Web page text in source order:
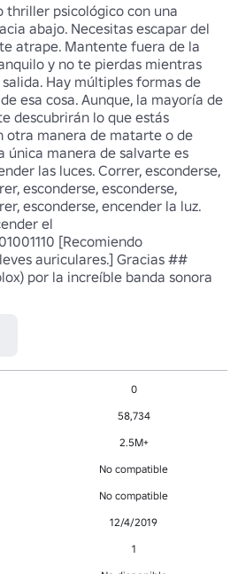
thriller psicológico con una
abajo. Necesitas escapar del
atrape. Mantente fuera de la
y no te pierdas mientras
Hay múltiples formas de
esa cosa. Aunque, la mayoría de
descubrirán lo que estás
otra manera de matarte o de
única manera de salvarte es
las luces. Correr, esconderse,
esconderse, esconderse,
esconderse, encender la luz.
el
[Recomiendo
auriculares.] Gracias ##
por la increíble banda sonora
0
58,734
2.5M+
No compatible
No compatible
12/4/2019
1